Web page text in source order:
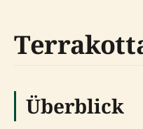
Überblick